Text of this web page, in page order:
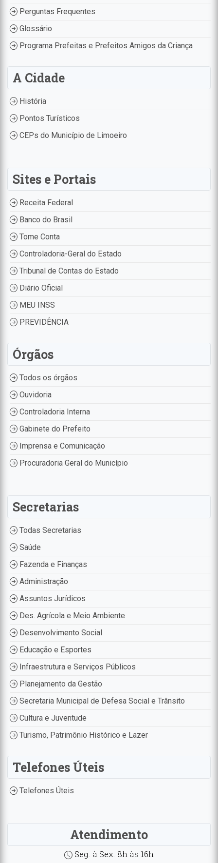
Perguntas Frequentes
Glossário
Programa Prefeitas e Prefeitos Amigos da Criança
A Cidade
História
Pontos Turísticos
CEPs do Município de Limoeiro
Sites e Portais
Receita Federal
Banco do Brasil
Tome Conta
Controladoria-Geral do Estado
Tribunal de Contas do Estado
Diário Oficial
MEU INSS
PREVIDÊNCIA
Órgãos
Todos os órgãos
Ouvidoria
Controladoria Interna
Gabinete do Prefeito
Imprensa e Comunicação
Procuradoria Geral do Município
Secretarias
Todas Secretarias
Saúde
Fazenda e Finanças
Administração
Assuntos Jurídicos
Des. Agrícola e Meio Ambiente
Desenvolvimento Social
Educação e Esportes
Infraestrutura e Serviços Públicos
Planejamento da Gestão
Secretaria Municipal de Defesa Social e Trânsito
Cultura e Juventude
Turismo, Patrimônio Histórico e Lazer
Telefones Úteis
Telefones Úteis
Atendimento
Seg. à Sex. 8h às 16h